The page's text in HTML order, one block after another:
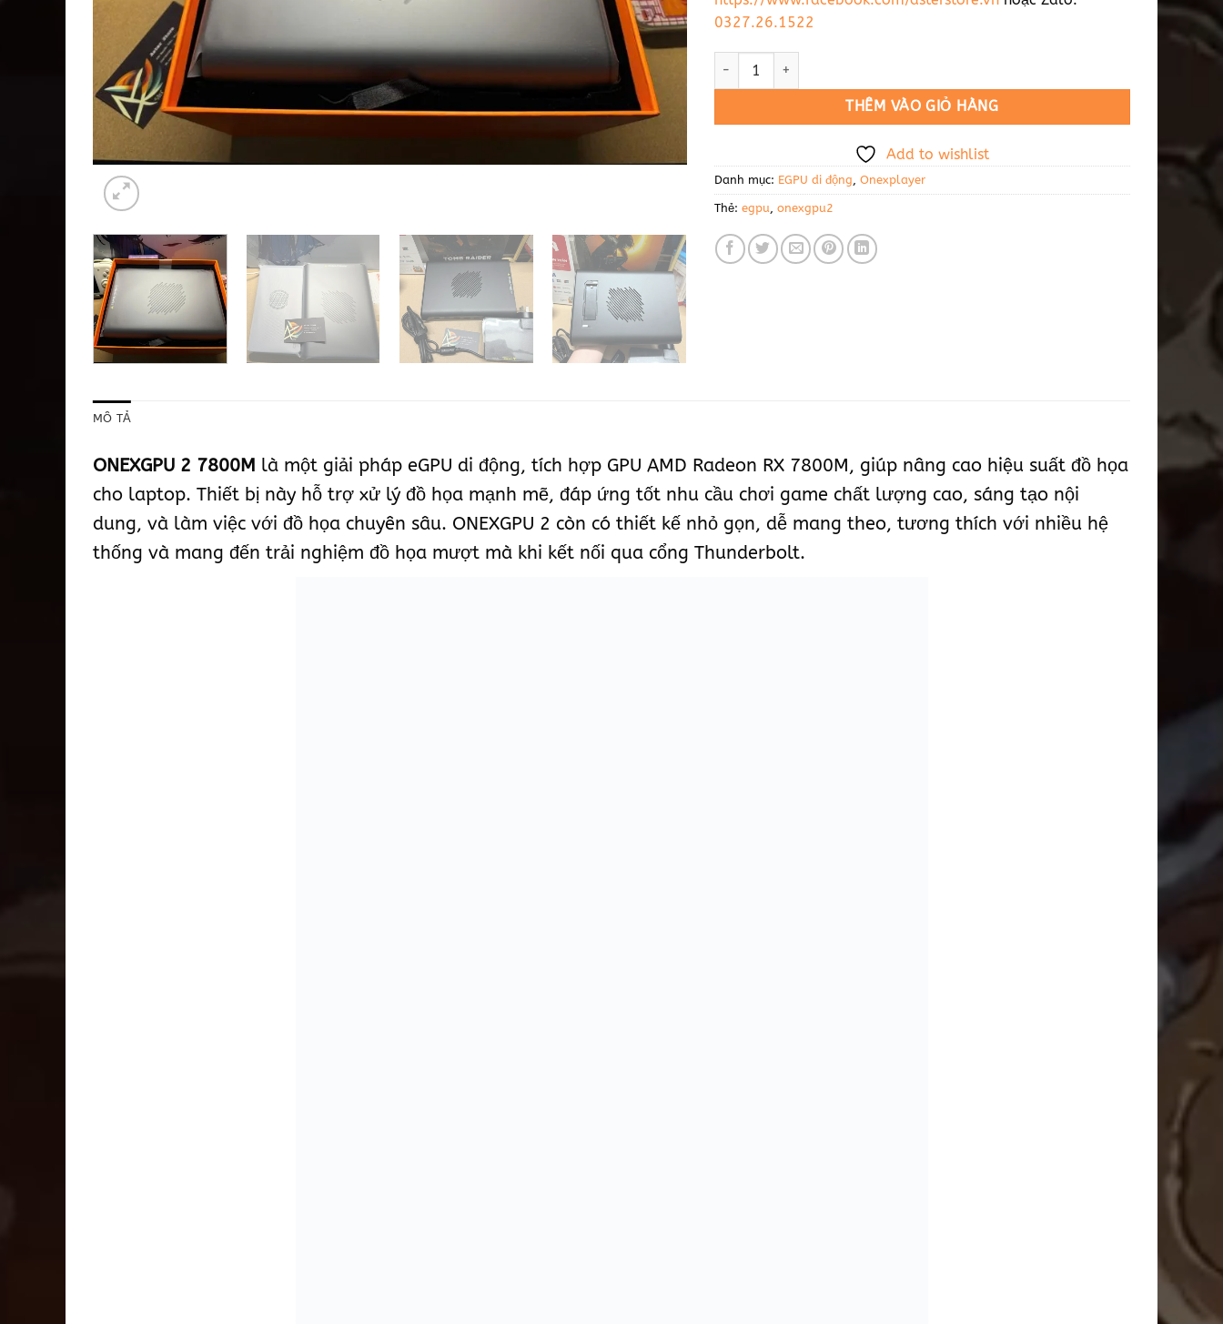
0327.26.1522
ONEXGPU 2 eGPU - AMD Radeon RX 7800M số lượng
THÊM VÀO GIỎ HÀNG
Add to wishlist
Danh mục: EGPU di động, Onexplayer
Thẻ: egpu, onexgpu2
MÔ TẢ
ONEXGPU 2 7800M là một giải pháp eGPU di động, tích hợp GPU AMD Radeon RX 7800M, giúp nâng cao hiệu suất đồ họa
cho laptop. Thiết bị này hỗ trợ xử lý đồ họa mạnh mẽ, đáp ứng tốt nhu cầu chơi game chất lượng cao, sáng tạo nội
dung, và làm việc với đồ họa chuyên sâu. ONEXGPU 2 còn có thiết kế nhỏ gọn, dễ mang theo, tương thích với nhiều hệ
thống và mang đến trải nghiệm đồ họa mượt mà khi kết nối qua cổng Thunderbolt.